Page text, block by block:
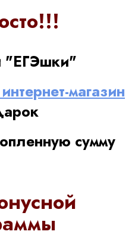
"ЕГЭшки"
магазин
сумму